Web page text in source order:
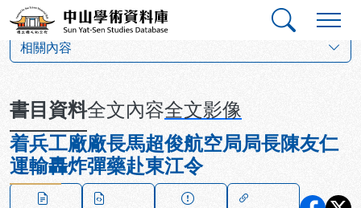
跳到主要內容
中山學術資料庫
相關內容
書目資料全文內容全文影像
着兵工廠廠長馬超俊航空局局長陳友仁
運輸轟炸彈藥赴東江令